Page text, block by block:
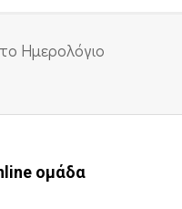
Ημερολόγιο
ομάδα